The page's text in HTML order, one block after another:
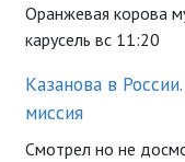
Оранжевая корова
карусель вс 11:20
Казанова в
миссия
Смотрел но не